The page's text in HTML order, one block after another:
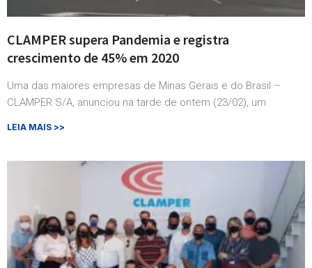
CLAMPER supera Pandemia e registra
crescimento de 45% em 2020
Uma das maiores empresas de Minas Gerais e do Brasil –
CLAMPER S/A, anunciou na tarde de ontem (23/02), um
LEIA MAIS >>